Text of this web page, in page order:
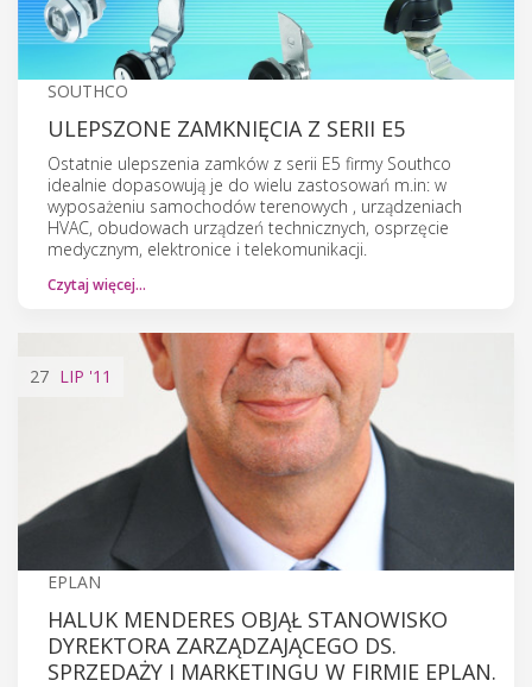
SOUTHCO
ULEPSZONE ZAMKNIĘCIA Z SERII E5
Ostatnie ulepszenia zamków z serii E5 firmy Southco
idealnie dopasowują je do wielu zastosowań m.in: w
wyposażeniu samochodów terenowych , urządzeniach
HVAC, obudowach urządzeń technicznych, osprzęcie
medycznym, elektronice i telekomunikacji.
Czytaj więcej…
27 LIP '11
EPLAN
HALUK MENDERES OBJĄŁ STANOWISKO
DYREKTORA ZARZĄDZAJĄCEGO DS.
SPRZEDAŻY I MARKETINGU W FIRMIE EPLAN.